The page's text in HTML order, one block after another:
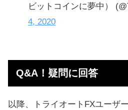
ビットコインに夢中）
4, 2020
Q&A！疑問に回答
以降、トライオートFXユーザ